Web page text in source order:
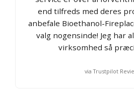
end tilfreds med deres
anbefale Bioethanol-
valg nogensinde! Jeg har
virksomhed så
via Trustpilot